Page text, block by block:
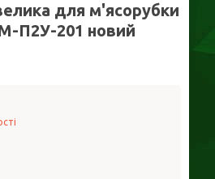
для м'ясорубки
П2У-201 новий